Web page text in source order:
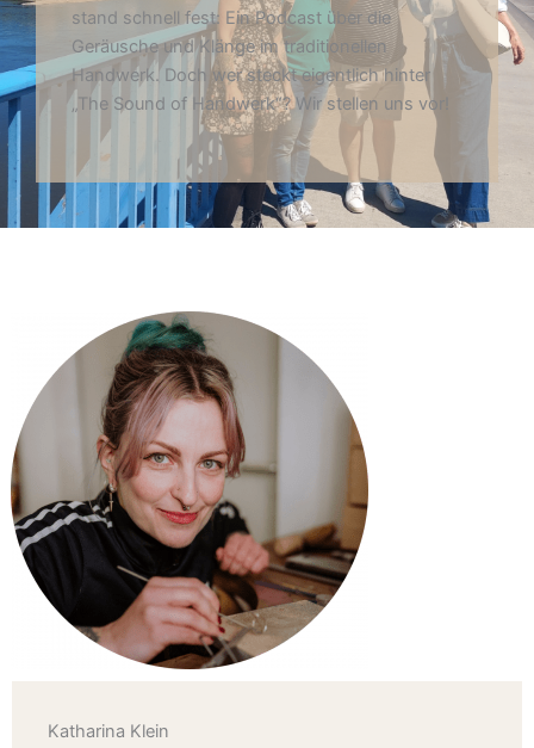
stand schnell fest: Ein Podcast über die
Geräusche und Klänge im traditionellen
Handwerk. Doch wer steckt eigentlich hinter
„The Sound of Handwerk“? Wir stellen uns vor!
Katharina Klein